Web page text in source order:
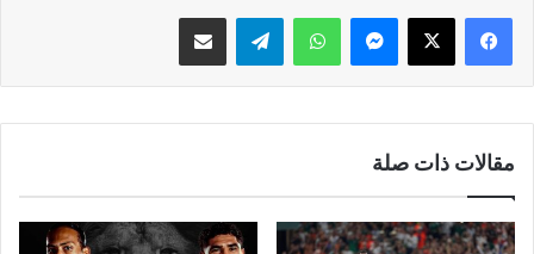
فيسبوك ‫X ماسنجر واتساب تيلقرام مشاركة عبر البريد
مقالات ذات صلة